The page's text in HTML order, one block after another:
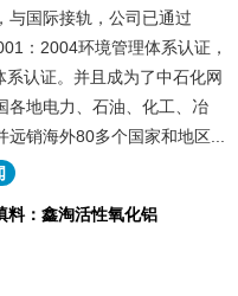
与国际接轨，公司已通过
：2004环境管理体系认证，
认证。并且成为了中石化网
各地电力、石油、化工、冶
销海外80多个国家和地区...
料：鑫淘活性氧化铝